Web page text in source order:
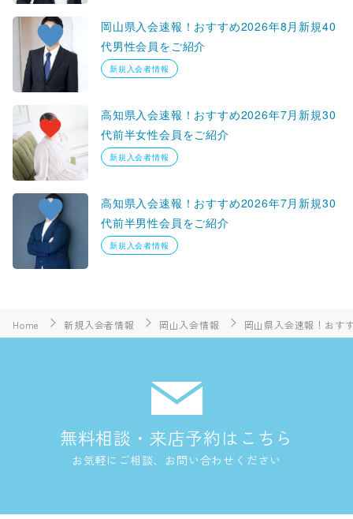
岡山県入会速報！おすすめ2026年8月新規40
代男性会員をご紹介
新規入会者情報
高知県入会速報！おすすめ2026年7月新規30
代前半女性会員をご紹介
新規入会者情報
高知県入会速報！おすすめ2026年7月新規30
代前半男性会員をご紹介
新規入会者情報
Home 新規入会者情報 岡山入会情報 岡山県入会速報！おす
無料相談・来店予約はこちら
お気軽にご相談、お問い合わせください